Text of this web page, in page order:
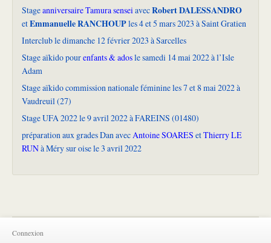
Stageanniversaire Tamura senseiavecRobert DALESSANDRO
etEmmanuelle RANCHOUPles 4 et 5 mars 2023 à Saint Gratien
Interclub le dimanche 12 février 2023 à Sarcelles
Stage aïkido pourenfants & adosle samedi 14 mai 2022 à l’Isle
Adam
Stage aïkido commission nationale féminine les 7 et 8 mai 2022 à
Vaudreuil (27)
Stage UFA 2022 le 9 avril 2022 à FAREINS (01480)
préparation aux grades Dan avecAntoine SOARES etThierry LE
RUNà Méry sur oise le 3 avril 2022
Connexion